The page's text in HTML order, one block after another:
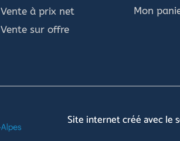
Vente à prix net
Vente sur offre
Mon
Site internet créé avec le